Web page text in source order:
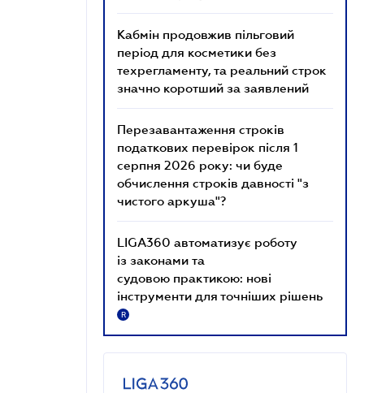
Кабмін продовжив пільговий
період для косметики без
техрегламенту, та реальний строк
значно коротший за заявлений
Перезавантаження строків
податкових перевірок після 1
серпня 2026 року: чи буде
обчислення строків давності "з
чистого аркуша"?
LIGA360 автоматизує роботу
із законами та
судовою практикою: нові
інструменти для точніших рішень
R